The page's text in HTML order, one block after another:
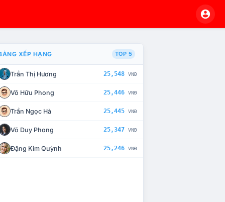
CHẾ TÀI XỬ LÝ VI PHẠM
XẾP HẠNG TOP 5
Trần Thị Hương 25,548 VNĐ
Võ Hữu Phong 25,446 VNĐ
Trần Ngọc Hà 25,445 VNĐ
Võ Duy Phong 25,347 VNĐ
Đặng Kim Quỳnh 25,246 VNĐ